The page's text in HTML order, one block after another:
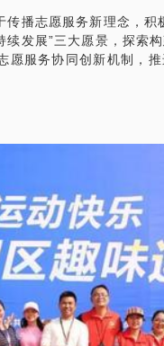
面效率。
播志愿服务新理念，积
发展”三大愿景，探索
服务协同创新机制，